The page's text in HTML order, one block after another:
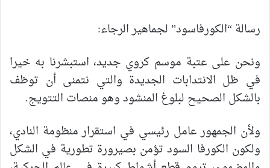
رسالة “الكورفاسود” لجماهير الرجاء:
ونحن على عتبة موسم كروي جديد، استبشرنا به خيرا
في ظل الانتدابات الجديدة والتي نتمنى أن توظف
بالشكل الصحيح لبلوغ المنشود وهو منصات التتويج.
‎ولأن الجمهور عامل رئيسي في استقرار منظومة النادي،
ولكون الكورفا السود تؤمن بصيرورة تطورية في الشكل